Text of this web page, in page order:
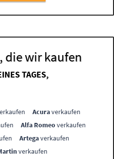
die wir kaufen
TAGES,
Acuraverkaufen
Alfa Romeoverkaufen
Artegaverkaufen
verkaufen